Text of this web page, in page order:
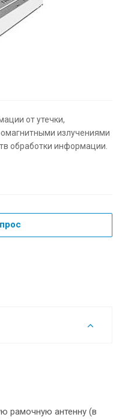
от утечки,
излучениями
обработки информации.
рамочную антенну (в